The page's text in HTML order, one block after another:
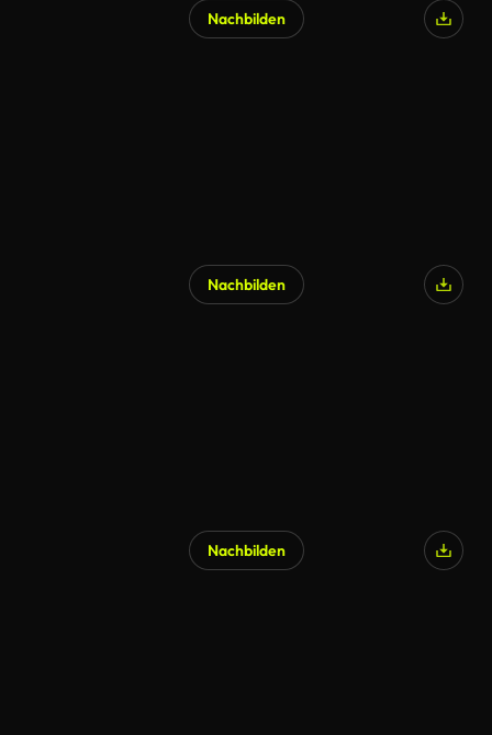
Nachbilden
Nachbilden
Nachbilden